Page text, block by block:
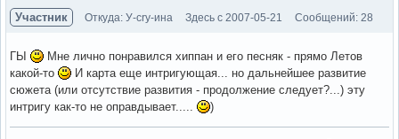
Участник Откуда: У-cry-ина Здесь с 2007-05-21 Сообщений: 28
ГЫ
Мне лично понравился хиппан и его песняк - прямо Летов
какой-то
И карта еще интригующая... но дальнейшее развитие
сюжета (или отсутствие развития - продолжение следует?...) эту
интригу как-то не оправдывает.....
)